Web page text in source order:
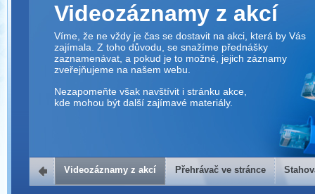
Videozáznamy z akcí
Víme, že ne vždy je čas se dostavit na akci, která by Vás
zajímala. Z toho důvodu, se snažíme přednášky
zaznamenávat, a pokud je to možné, jejich záznamy
zveřejňujeme na našem webu.
Nezapomeňte však navštívit i stránku akce,
kde mohou být další zajímavé materiály.
Přehrávač ve stránce
Videozáznamy z akcí Přehrávač ve stránce